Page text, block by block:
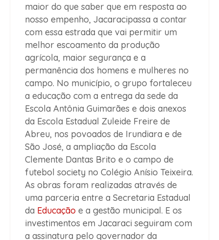
maior do que saber que em resposta ao
nosso empenho, Jacaracipassa a contar
com essa estrada que vai permitir um
melhor escoamento da produção
agrícola, maior segurança e a
permanência dos homens e mulheres no
campo. No município, o grupo fortaleceu
a educação com a entrega da sede da
Escola Antônia Guimarães e dois anexos
da Escola Estadual Zuleide Freire de
Abreu, nos povoados de Irundiara e de
São José, a ampliação da Escola
Clemente Dantas Brito e o campo de
futebol society no Colégio Anísio Teixeira.
As obras foram realizadas através de
uma parceria entre a Secretaria Estadual
da Educação e a gestão municipal. E os
investimentos em Jacaraci seguiram com
a assinatura pelo governador da